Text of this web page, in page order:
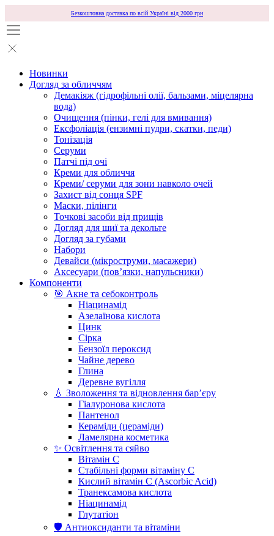
Безкоштовна доставка по всій Україні від 2000 грн
Новинки
Догляд за обличчям
Демакіяж (гідрофільні олії, бальзами, міцелярна
вода)
Очищення (пінки, гелі для вмивання)
Ексфоліація (ензимні пудри, скатки, педи)
Тонізація
Серуми
Патчі під очі
Креми для обличчя
Креми/ серуми для зони навколо очей
Захист від сонця SPF
Маски, пілінги
Точкові засоби від прищів
Догляд для шиї та декольте
Догляд за губами
Набори
Девайси (мікроструми, масажери)
Аксесуари (повʼязки, напульсники)
Компоненти
🎯 Акне та себоконтроль
Ніацинамід
Азелаїнова кислота
Цинк
Сірка
Бензоїл пероксид
Чайне дерево
Глина
Деревне вугілля
💧 Зволоження та відновлення бар’єру
Гіалуронова кислота
Пантенол
Кераміди (цераміди)
Ламелярна косметика
✨ Освітлення та сяйво
Вітамін С
Стабільні форми вітаміну С
Кислий вітамін С (Ascorbic Acid)
Транексамова кислота
Ніацинамід
Глутатіон
🛡️ Антиоксиданти та вітаміни